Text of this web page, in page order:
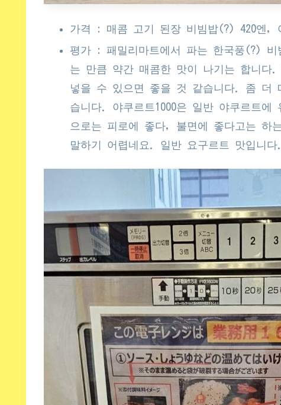
가격 : 매콤 고기 된장 비빔밥(?) 420엔,
평가 : 패밀리마트에서 파는 한국풍(?) 비
는 만큼 약간 매콤한 맛이 나기는 합니다
넣을 수 있으면 좋을 것 같습니다. 좀 더
습니다. 야쿠르트1000은 일반 야쿠르트
으로는 피로에 좋다, 불면에 좋다고는 하
말하기 어렵네요. 일반 요구르트 맛입니다.